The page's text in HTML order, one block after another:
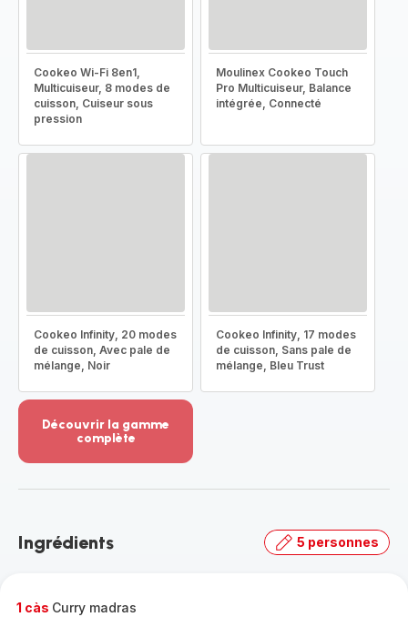
Cookeo Wi-Fi 8en1,
Multicuiseur, 8 modes de
cuisson, Cuiseur sous
pression
Moulinex Cookeo Touch
Pro Multicuiseur, Balance
intégrée, Connecté
Cookeo Infinity, 20 modes
de cuisson, Avec pale de
mélange, Noir
Cookeo Infinity, 17 modes
de cuisson, Sans pale de
mélange, Bleu Trust
Découvrir la gamme
complète
-
gamme
Ingrédients 5 personnes
1 càs Curry madras